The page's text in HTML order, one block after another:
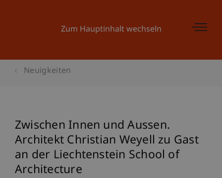
Zum Hauptinhalt wechseln
Neuigkeiten
Zwischen Innen und Aussen.
Architekt Christian Weyell zu Gast
an der Liechtenstein School of
Architecture